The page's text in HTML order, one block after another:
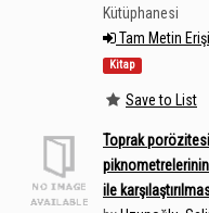
Kütüphanesi
Tam Metin
Kitap
Save to List
Toprak
ile